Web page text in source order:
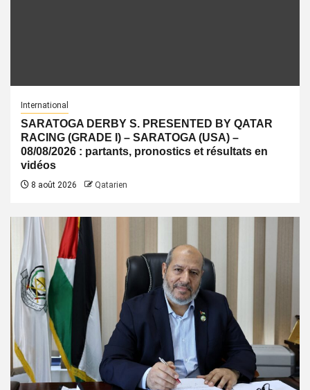
International
SARATOGA DERBY S. PRESENTED BY QATAR
RACING (GRADE I) – SARATOGA (USA) –
08/08/2026 : partants, pronostics et résultats en
vidéos
8 août 2026 Qatarien